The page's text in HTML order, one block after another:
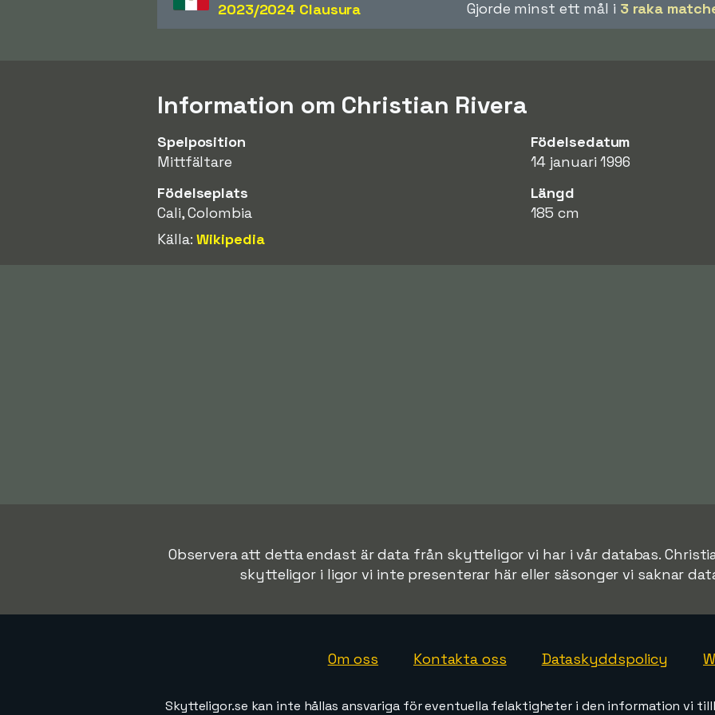
2023/2024 Clausura Gjorde minst ett mål i 3 raka
Information om Christian Rivera
Spelposition
Mittfältare
Födelsedatum
14 januari 1996
Födelseplats
Cali, Colombia
Längd
185 cm
Källa:Wikipedia
Observera att detta endast är data från skytteligor vi har i vår databas.
skytteligor i ligor vi inte presenterar här eller säsonger vi saknar
Om oss Kontakta oss Dataskyddspolicy
Skytteligor.se kan inte hållas ansvariga för eventuella felaktigheter i den information vi